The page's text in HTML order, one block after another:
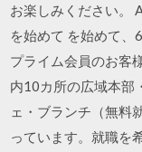
お楽しみください。
を始めて を始めて、
プライム会員のお客
内10カ所の広域本部
ェ・ブランチ（無料
っています。就職を